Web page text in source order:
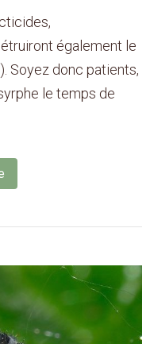
également le
Soyez donc patients,
le temps de